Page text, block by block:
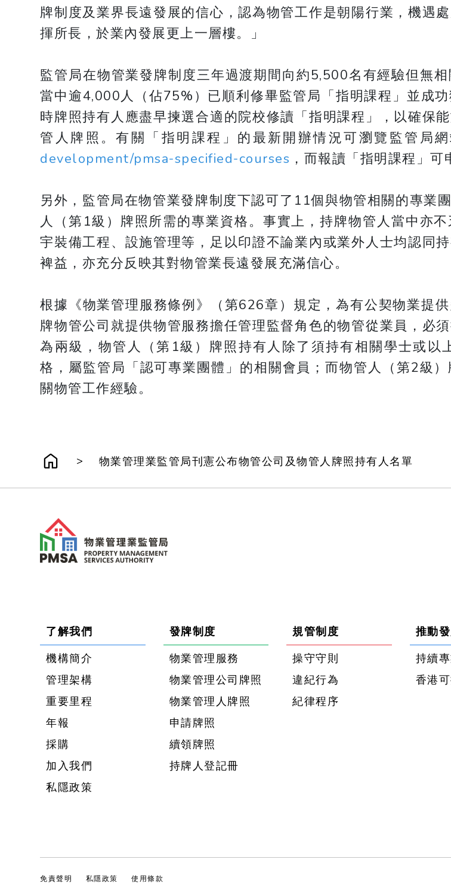
牌制度及業界長遠發展的信心，認為物管工作是朝陽行業，機遇
揮所長，於業內發展更上一層樓。」
監管局在物管業發牌制度三年過渡期間向約5,500名有經驗但無
當中逾4,000人（佔75%）已順利修畢監管局「指明課程」並成
時牌照持有人應盡早揀選合適的院校修讀「指明課程」，以確保
管人牌照。有關「指明課程」的最新開辦情況可瀏覽監管局網
development/pmsa-specified-courses ，而報讀「指明課程」可
另外，監管局在物管業發牌制度下認可了11個與物管相關的專業
人（第1級）牌照所需的專業資格。事實上，持牌物管人當中亦
宇裝備工程、設施管理等，足以印證不論業內或業外人士均認同
裨益，亦充分反映其對物管業長遠發展充滿信心。
根據《物業管理服務條例》（第626章）規定，為有公契物業提
牌物管公司就提供物管服務擔任管理監督角色的物管從業員，必
為兩級，物管人（第1級）牌照持有人除了須持有相關學士或
格，屬監管局「認可專業團體」的相關會員；而物管人（第2級
關物管工作經驗。
> 物業管理業監管局刊憲公布物管公司及物管人牌照持有人名單
了解我們
機構簡介
管理架構
重要里程
年報
採購
加入我們
私隱政策
發牌制度
物業管理服務
物業管理公司牌照
物業管理人牌照
申請牌照
續領牌照
持牌人登記冊
規管制度
操守守則
違紀行為
紀律程序
推動
持續
香港
免責聲明 私隱政策 使用條款